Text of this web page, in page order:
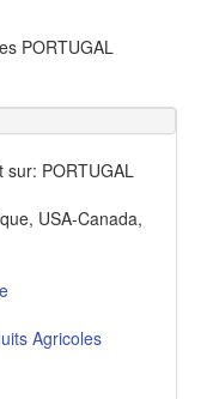
PORTUGAL
sur: PORTUGAL
USA-Canada,
Agricoles